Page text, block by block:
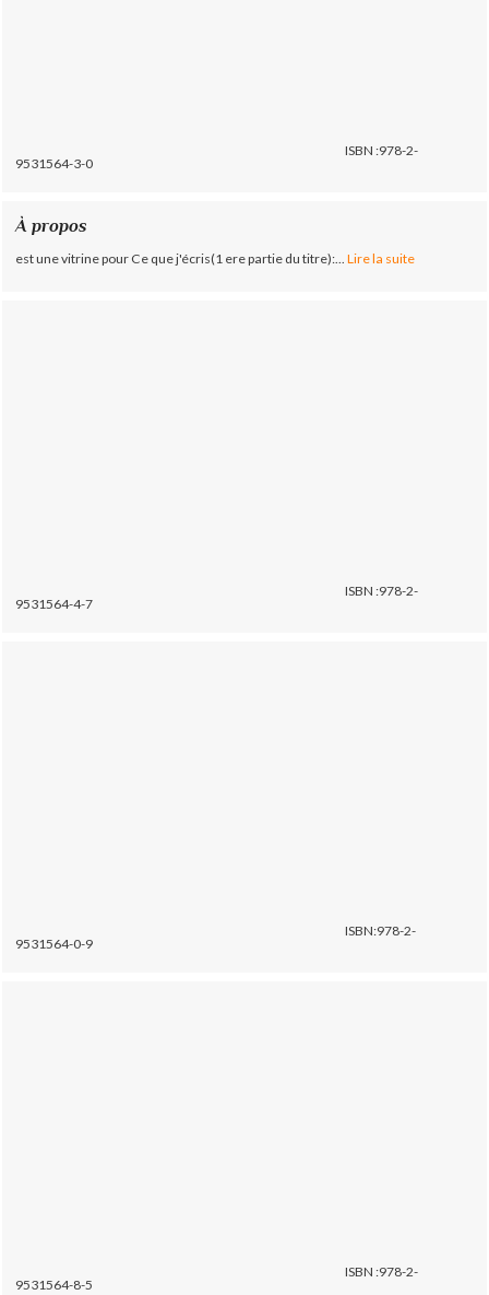
ISBN :978-2-
9531564-3-0
À propos
est une vitrine pour Ce que j'écris(1 ere partie du titre):... Lire la suite
ISBN :978-2-
9531564-4-7
ISBN:978-2-
9531564-0-9
ISBN :978-2-
9531564-8-5